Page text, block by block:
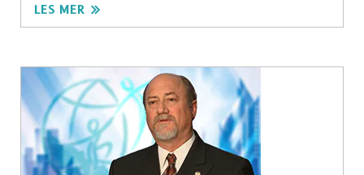
LES MER